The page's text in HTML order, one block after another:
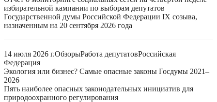
избирательной кампании по выборам депутатов
Государственной думы Российской Федерации IX созыва,
назначенным на 20 сентября 2026 года
14 июля 2026 г.ОбзорыРабота депутатовРоссийская
Федерация
Экология или бизнес? Самые опасные законы Госдумы 2021–
2026
Пять наиболее опасных законодательных инициатив для
природоохранного регулирования